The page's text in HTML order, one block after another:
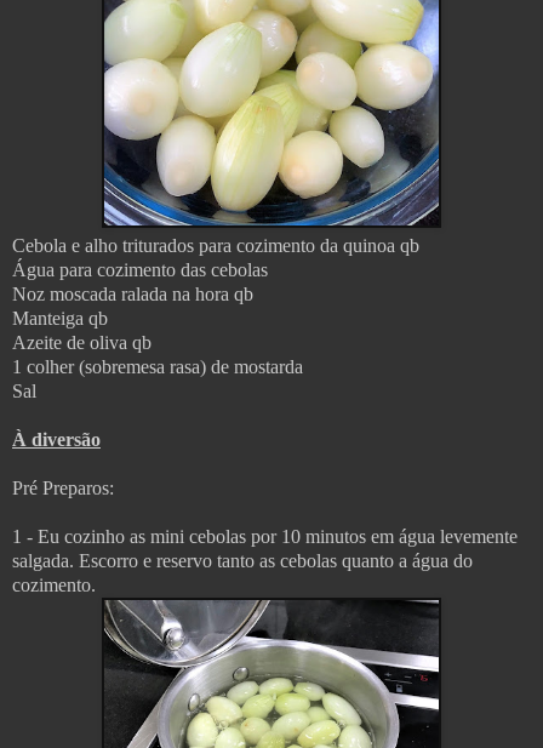
Cebola e alho triturados para cozimento da quinoa qb
Água para cozimento das cebolas
Noz moscada ralada na hora qb
Manteiga qb
Azeite de oliva qb
1 colher (sobremesa rasa) de mostarda
Sal
À diversão
Pré Preparos:
1 - Eu cozinho as mini cebolas por 10 minutos em água levemente
salgada. Escorro e reservo tanto as cebolas quanto a água do
cozimento.